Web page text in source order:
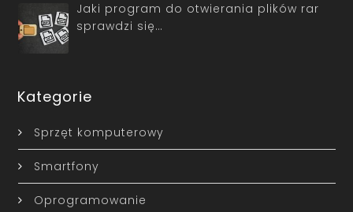
Jaki program do otwierania plików rar
sprawdzi się…
Kategorie
Sprzęt komputerowy
Smartfony
Oprogramowanie